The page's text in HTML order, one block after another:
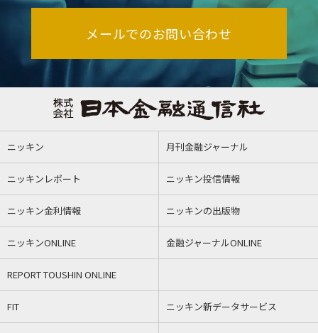
メールでのお問い合わせ
ニッキン 月刊金融ジャーナル
ニッキンレポート ニッキン投信情報
ニッキン金利情報 ニッキンの出版物
ニッキンONLINE 金融ジャーナルONLINE
REPORT TOUSHIN ONLINE
FIT ニッキン新データサービス